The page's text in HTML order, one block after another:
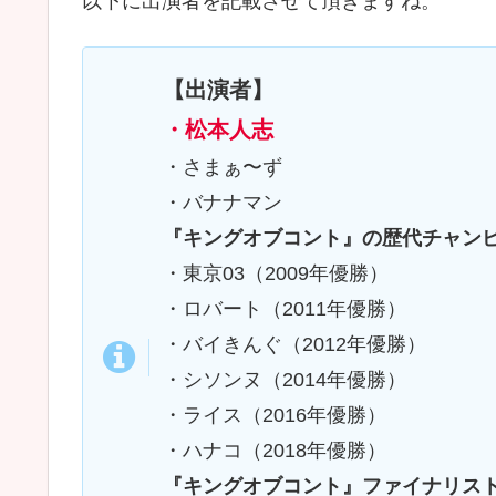
【出演者】
・松本人志
・さまぁ〜ず
・バナナマン
『キングオブコント』の歴代チャン
・東京03（2009年優勝）
・ロバート（2011年優勝）
・バイきんぐ（2012年優勝）
・シソンヌ（2014年優勝）
・ライス（2016年優勝）
・ハナコ（2018年優勝）
『キングオブコント』ファイナリス